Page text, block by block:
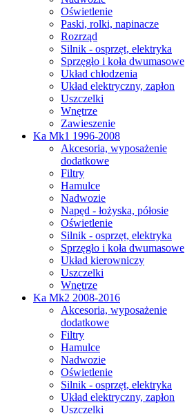
Oświetlenie
Paski, rolki, napinacze
Rozrząd
Silnik - osprzęt, elektryka
Sprzęgło i koła dwumasowe
Układ chłodzenia
Układ elektryczny, zapłon
Uszczelki
Wnętrze
Zawieszenie
Ka Mk1 1996-2008
Akcesoria, wyposażenie
dodatkowe
Filtry
Hamulce
Nadwozie
Napęd - łożyska, półosie
Oświetlenie
Silnik - osprzęt, elektryka
Sprzęgło i koła dwumasowe
Układ kierowniczy
Uszczelki
Wnętrze
Ka Mk2 2008-2016
Akcesoria, wyposażenie
dodatkowe
Filtry
Hamulce
Nadwozie
Oświetlenie
Silnik - osprzęt, elektryka
Układ elektryczny, zapłon
Uszczelki